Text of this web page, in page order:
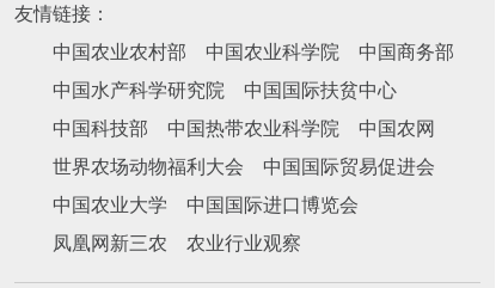
友情链接：
中国农业农村部
中国农业科学院
中国商务部
中国水产科学研究院
中国国际扶贫中心
中国科技部
中国热带农业科学院
中国农网
世界农场动物福利大会
中国国际贸易促进会
中国农业大学
中国国际进口博览会
凤凰网新三农
农业行业观察